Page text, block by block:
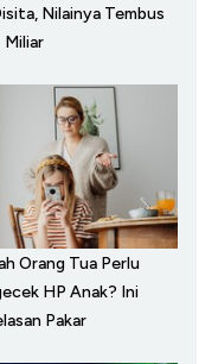
Nilainya Tembus
Miliar
Orang Tua Perlu
HP Anak? Ini
Pakar